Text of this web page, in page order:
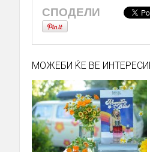
СПОДЕЛИ
МОЖЕБИ ЌЕ ВЕ